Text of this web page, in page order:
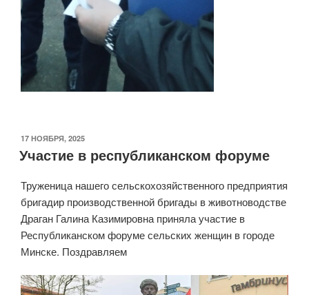
ОПУБЛИКОВАНО
17 НОЯБРЯ, 2025
Участие в республиканском форуме
Труженица нашего сельскохозяйственного предприятия
бригадир производственной бригады в животноводстве
Драган Галина Казимировна приняла участие в
Республиканском форуме сельских женщин в городе
Минске. Поздравляем